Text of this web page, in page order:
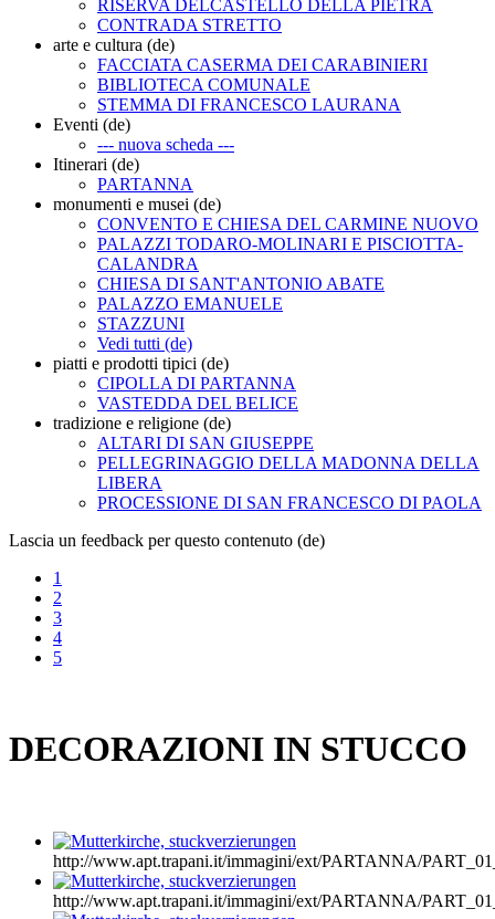
RISERVA DELCASTELLO DELLA PIETRA
CONTRADA STRETTO
arte e cultura (de)
FACCIATA CASERMA DEI CARABINIERI
BIBLIOTECA COMUNALE
STEMMA DI FRANCESCO LAURANA
Eventi (de)
--- nuova scheda ---
Itinerari (de)
PARTANNA
monumenti e musei (de)
CONVENTO E CHIESA DEL CARMINE NUOVO
PALAZZI TODARO-MOLINARI E PISCIOTTA-
CALANDRA
CHIESA DI SANT'ANTONIO ABATE
PALAZZO EMANUELE
STAZZUNI
Vedi tutti (de)
piatti e prodotti tipici (de)
CIPOLLA DI PARTANNA
VASTEDDA DEL BELICE
tradizione e religione (de)
ALTARI DI SAN GIUSEPPE
PELLEGRINAGGIO DELLA MADONNA DELLA
LIBERA
PROCESSIONE DI SAN FRANCESCO DI PAOLA
Lascia un feedback per questo contenuto (de)
1
2
3
4
5
DECORAZIONI IN STUCCO
http://www.apt.trapani.it/immagini/ext/PARTANNA/
http://www.apt.trapani.it/immagini/ext/PARTANNA/